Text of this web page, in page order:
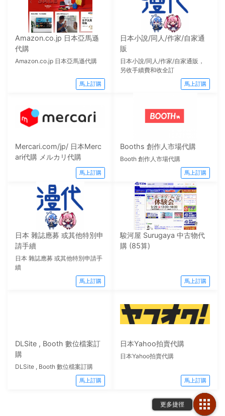
Amazon.co.jp 日本亞馬遜
代購
Amazon.co.jp 日本亞馬遜代購
馬上訂購
日本小說/同人/作家/自家通
販
日本小說/同人/作家/自家通販，
另收手續費和收全訂
馬上訂購
Mercari.com/jp/ 日本Merc
ari代購 メルカリ代購
馬上訂購
Booths 創作人市場代購
Booth 創作人市場代購
馬上訂購
日本 雜誌應募 或其他特別申
請手續
日本 雜誌應募 或其他特別申請手
續
馬上訂購
駿河屋 Surugaya 中古物代
購 (85算)
馬上訂購
DLSite , Booth 數位檔案訂
購
DLSite , Booth 數位檔案訂購
馬上訂購
日本Yahoo拍賣代購
日本Yahoo拍賣代購
馬上訂購